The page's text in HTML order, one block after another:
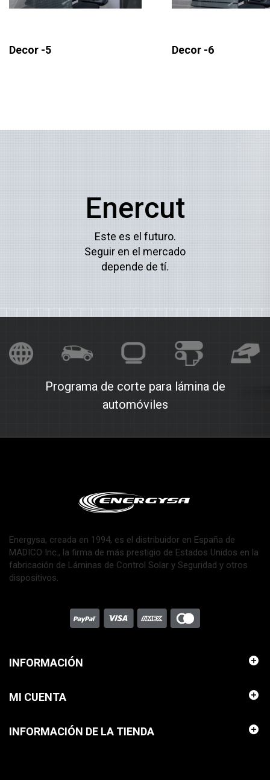
Decor -5 Decor -6
Enercut
Este es el futuro.
Seguir en el mercado
depende de tí.
Programa de corte para lámina de
automóviles
Energysa, creada en 1994, es el distribuidor en España de
MADICO Inc., la firma de más prestigio de Estados Unidos en la
fabricación de Láminas de Control Solar y Seguridad y otros
dispositivos.
INFORMACIÓN
MI CUENTA
INFORMACIÓN DE LA TIENDA